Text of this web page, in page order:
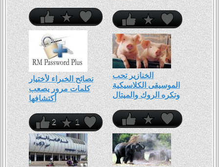
نصائح الخبراء ﻷختيار
كلمات مرور يصعب
أكتشافها
2 1
الخنازير تحب
الموسيقى الكلاسيكية
وتكره الروك والميتال